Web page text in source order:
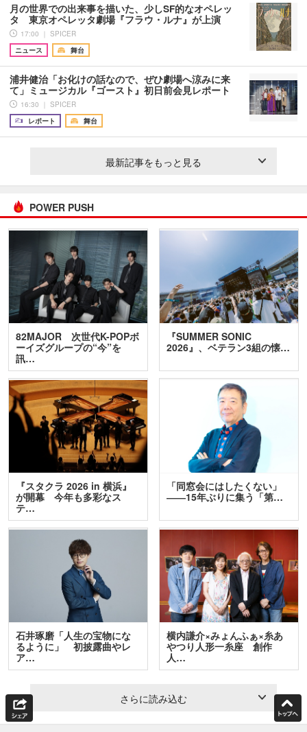
月の世界での出来事を描いた、少しSF的なオペレッ
タ 東京オペレッタ劇場『フラウ・ルナ』が上演
17:00 ｜ SPICER
ニュース
舞台
浦井健治「お化けの話なので、ぜひ劇場へ涼みに来
て」ミュージカル『ゴースト』初日前会見レポート
16:30 ｜ SPICER
レポート
舞台
最新記事をもっと見る
POWER PUSH
82MAJOR 次世代K-POPボ
ーイズグループの“今”を
訊…
『SUMMER SONIC
2026』、ベテラン3組の懐…
『スタクラ 2026 in 横浜』
が開幕 今年も多彩なス
テ…
「同窓会にはしたくない」
――15年ぶりに集う「第…
石井琢磨「人生の宝物にな
るように」 初披露曲やレ
ア…
横内謙介×みょんふぁ×糸あ
やつり人形一糸座 創作
人…
さらに読み込む